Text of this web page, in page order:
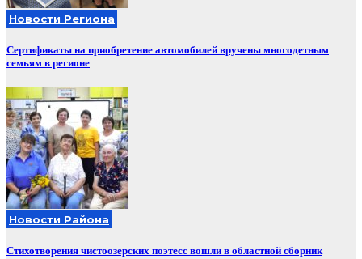
Новости Региона
Сертификаты на приобретение автомобилей вручены многодетным
семьям в регионе
Новости Района
Стихотворения чистоозерских поэтесс вошли в областной сборник